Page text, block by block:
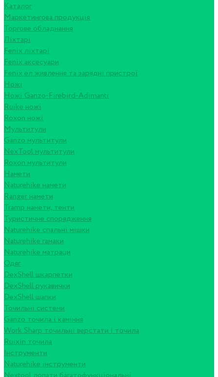
Каталог
Маркетингова продукція
Торгове обладнання
Ліхтарі
Fenix ліхтарі
Fenix аксесуари
Fenix ел живлення та зарядні пристрої
Ножі
Ножі Ganzo-Firebird-Adimanti
Ruike ножі
Roxon ножi
Мультитули
Ganzo мультитули
NexTool мультитули
Roxon мультитули
Намети
Naturehike намети
Ranger намети
Tramp намети, тенти
Туристичне спорядження
Naturehike спальні мішки
Naturehike гамаки
Naturehike матраци
Одяг
DexShell шкарпетки
DexShell рукавички
DexShell шапки
Точильні системи
Ganzo точила і каміння
Work Sharp точильні верстати і точила
Ruixin точила
Інструменти
Naturehike інструменти